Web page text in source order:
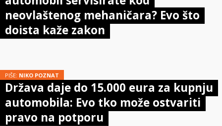
neovlaštenog mehaničara? Evo što
doista kaže zakon
PIŠE: NIKO POZNAT
Država daje do 15.000 eura za kupnju
automobila: Evo tko može ostvariti
pravo na potporu